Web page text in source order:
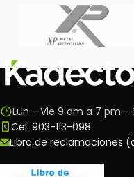
Lun - Vie 9 am a 7 pm -
Cel: 903-113-098
Libro de reclamaciones